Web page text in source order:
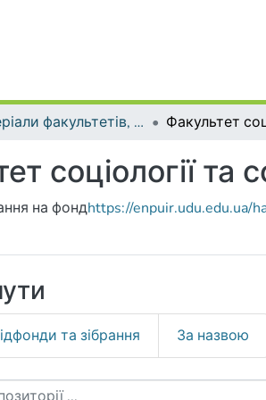
Матеріали факультетів, інститутів, підрозділів
соціології та
на фондhttps://
та зібрання За назвою